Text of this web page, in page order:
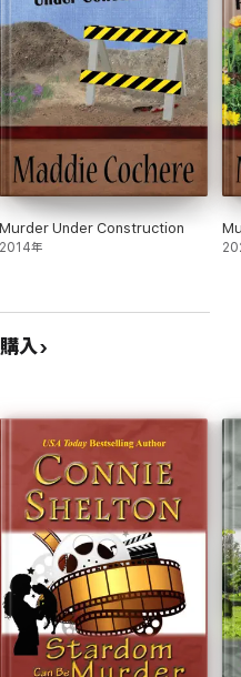
Murder Under Construction
2014年
入